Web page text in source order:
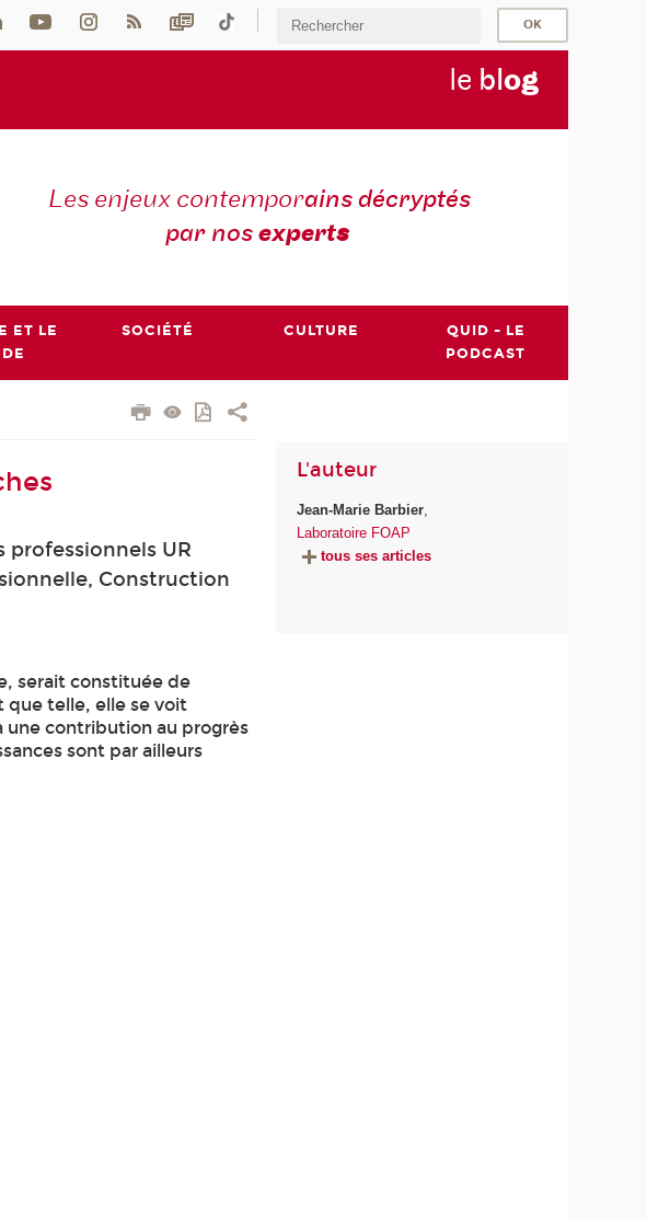
le blog
Les enjeux contemporains décryptés
par nosexperts
ET LE
SOCIÉTÉ CULTURE
QUID - LE
PODCAST
UR
Construction
serait constituée de
que telle, elle se voit
une contribution au progrès
sont par ailleurs
L'auteur
Jean-Marie Barbier,
Laboratoire FOAP
tous ses articles